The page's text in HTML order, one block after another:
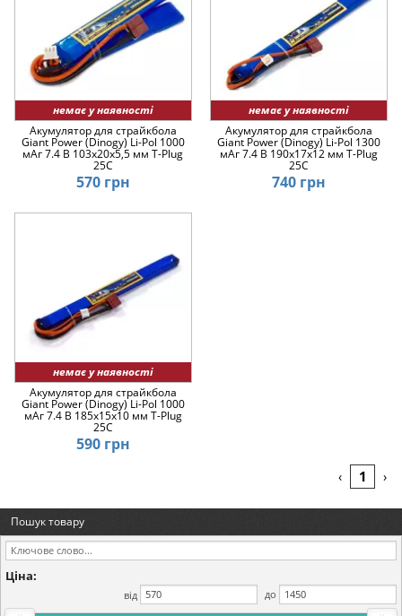
немає у наявності
Акумулятор для страйкбола
Giant Power (Dinogy) Li-Pol 1000
мАг 7.4 В 103x20x5,5 мм T-Plug
25C
570 грн
немає у наявності
Акумулятор для страйкбола
Giant Power (Dinogy) Li-Pol 1300
мАг 7.4 В 190x17x12 мм T-Plug
25C
740 грн
немає у наявності
Акумулятор для страйкбола
Giant Power (Dinogy) Li-Pol 1000
мАг 7.4 В 185x15x10 мм T-Plug
25C
590 грн
‹ 1 ›
Пошук товару
Ціна:
від до